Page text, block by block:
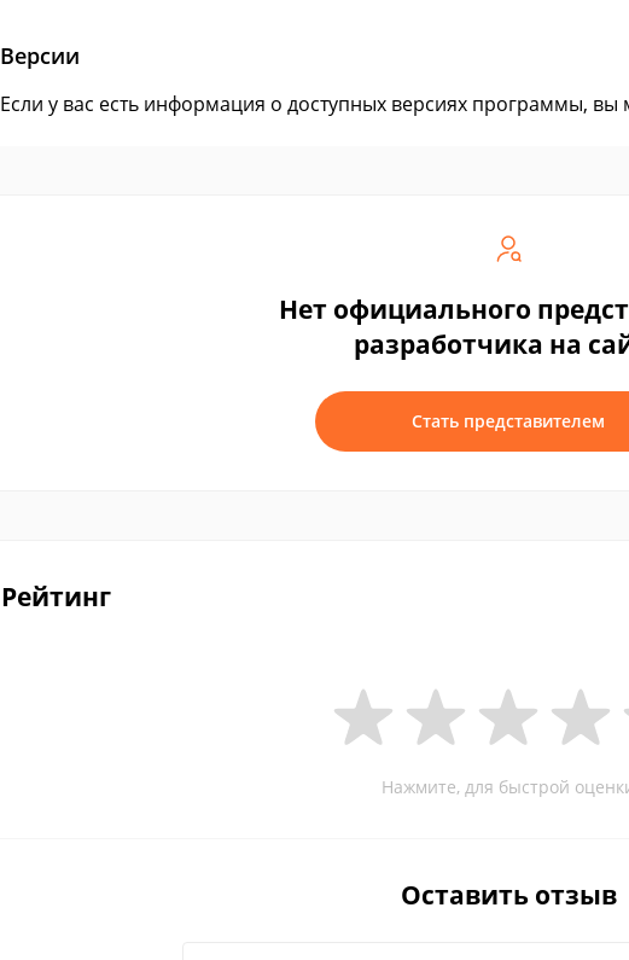
Версии
Если у вас есть информация о доступных версиях программы,
Нет официального
разработчика на
Стать представителем
Рейтинг
Нажмите, для быстрой
Оставить отзыв